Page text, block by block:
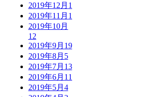
2019年12月 1
2019年11月 1
2019年10月
12
2019年9月 19
2019年8月 5
2019年7月 13
2019年6月 11
2019年5月 4